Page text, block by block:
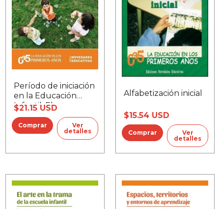
Período de iniciación
en la Educación
Infantil, El
$21.15 USD
Ver
detalles
Alfabetización inicial
$15.54 USD
Ver
detalles